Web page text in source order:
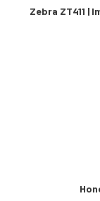
Zebra ZT411 |